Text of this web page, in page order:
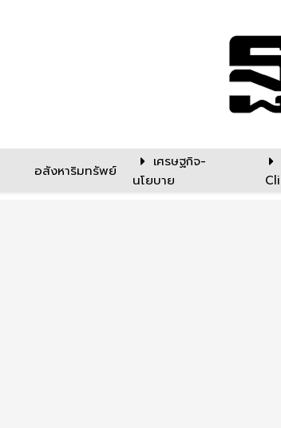
อสังหาริมทรัพย์
เศรษฐกิจ-
นโยบาย